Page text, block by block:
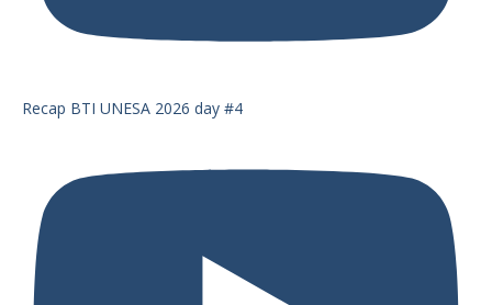
Recap BTI UNESA 2026 day #4